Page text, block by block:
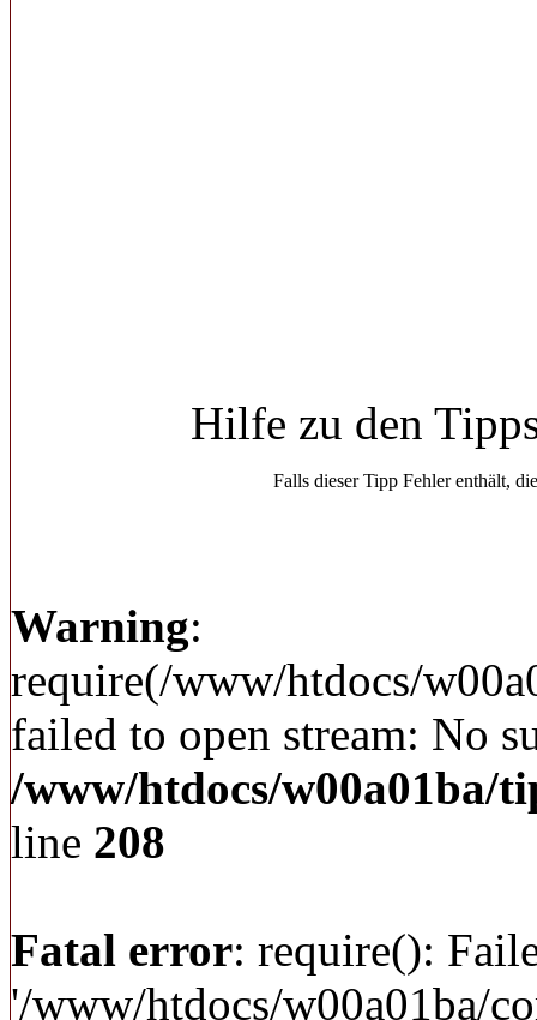
Hilfe zu den
Falls dieser Tipp Fehler enthält,
Warning:
require(/www/htdocs/
failed to open stream: No
/www/htdocs/w00a01ba/
line 208
Fatal error: require():
'/www/htdocs/w00a01ba/